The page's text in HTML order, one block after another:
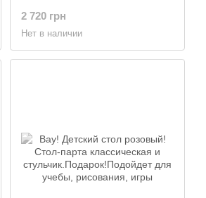
голубым, Голубой
2 720 грн
Нет в наличии